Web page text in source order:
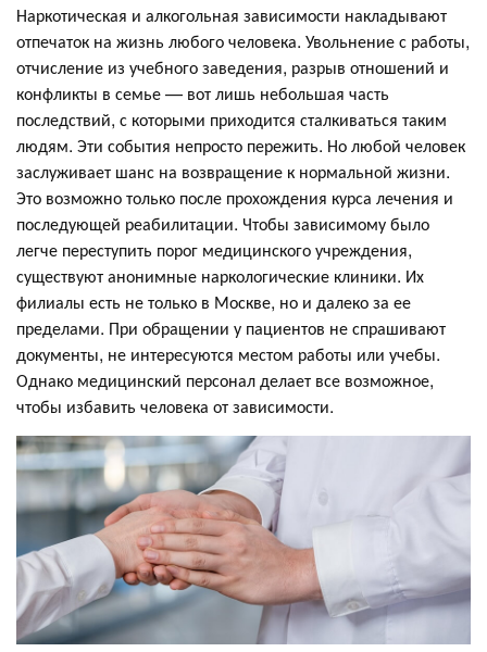
Наркотическая и алкогольная зависимости накладывают
отпечаток на жизнь любого человека. Увольнение с работы,
отчисление из учебного заведения, разрыв отношений и
конфликты в семье — вот лишь небольшая часть
последствий, с которыми приходится сталкиваться таким
людям. Эти события непросто пережить. Но любой человек
заслуживает шанс на возвращение к нормальной жизни.
Это возможно только после прохождения курса лечения и
последующей реабилитации. Чтобы зависимому было
легче переступить порог медицинского учреждения,
существуют анонимные наркологические клиники. Их
филиалы есть не только в Москве, но и далеко за ее
пределами. При обращении у пациентов не спрашивают
документы, не интересуются местом работы или учебы.
Однако медицинский персонал делает все возможное,
чтобы избавить человека от зависимости.